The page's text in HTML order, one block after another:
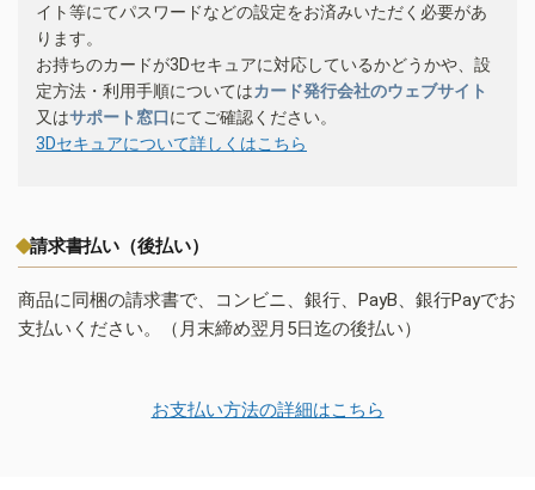
イト等にてパスワードなどの設定をお済みいただく必要があ
ります。
お持ちのカードが3Dセキュアに対応しているかどうかや、設
定方法・利用手順についてはカード発行会社のウェブサイト
又はサポート窓口にてご確認ください。
3Dセキュアについて詳しくはこちら
請求書払い（後払い）
商品に同梱の請求書で、コンビニ、銀行、PayB、銀行Payでお
支払いください。（月末締め翌月5日迄の後払い）
お支払い方法の詳細はこちら